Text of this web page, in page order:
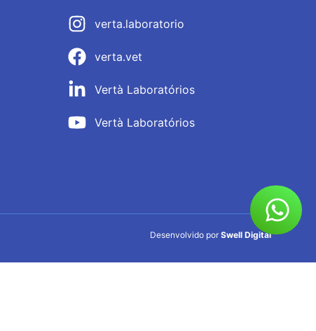
verta.laboratorio
verta.vet
Vertà Laboratórios
Vertà Laboratórios
Desenvolvido por Swell Digital